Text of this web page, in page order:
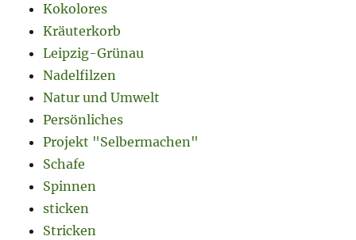
Kokolores
Kräuterkorb
Leipzig-Grünau
Nadelfilzen
Natur und Umwelt
Persönliches
Projekt "Selbermachen"
Schafe
Spinnen
sticken
Stricken